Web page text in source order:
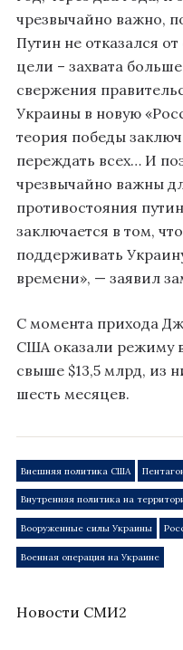
чрезвычайно важно,
Путин не отказался
цели – захвата
свержения
Украины в новую
теория победы
переждать всех… И
чрезвычайно важны
противостояния
заключается в том,
поддерживать
времени», — заявил
С момента прихода
США оказали режиму
свыше $13,5 млрд, из
шесть месяцев.
Внешняя политика США
Внутренняя политика на
Вооруженные силы Украины
Военная операция на Украине
Новости СМИ2